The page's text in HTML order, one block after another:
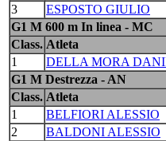
3
ESPOSTO GIULIO
G1 M 600 m In linea - MC
Class. Atleta
1
DELLA MORA
G1 M Destrezza - AN
Class. Atleta
1
BELFIORI ALESSIO
2
BALDONI ALESSIO